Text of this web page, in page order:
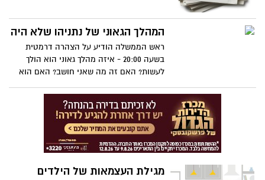
המהלך הגאוני של נתניהו שלא היה
ראש הממשלה הודיע על הצהרה דרמטית
בשעה 20:00 - איזה מהלך גאוני הוא הולך
לעשות? האם זה מה שאני חושב? האם הוא
אצילי שיהפוך אותו לגדול מהעם ומכל
הפוליטיקה שלנו ?? לרגעים השתעשעתי
במחשבה על יועץ אסטרטגי גאון שהמליץ לו
את הדבר הבא
מגילת העצמאות של הילדים